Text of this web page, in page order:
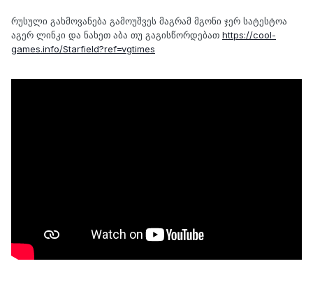
რუსული გახმოვანება გამოუშვეს მაგრამ მგონი ჯერ სატესტოა
აგერ ლინკი და ნახეთ აბა თუ გაგისწორდებათ https://cool-
games.info/Starfield?ref=vgtimes